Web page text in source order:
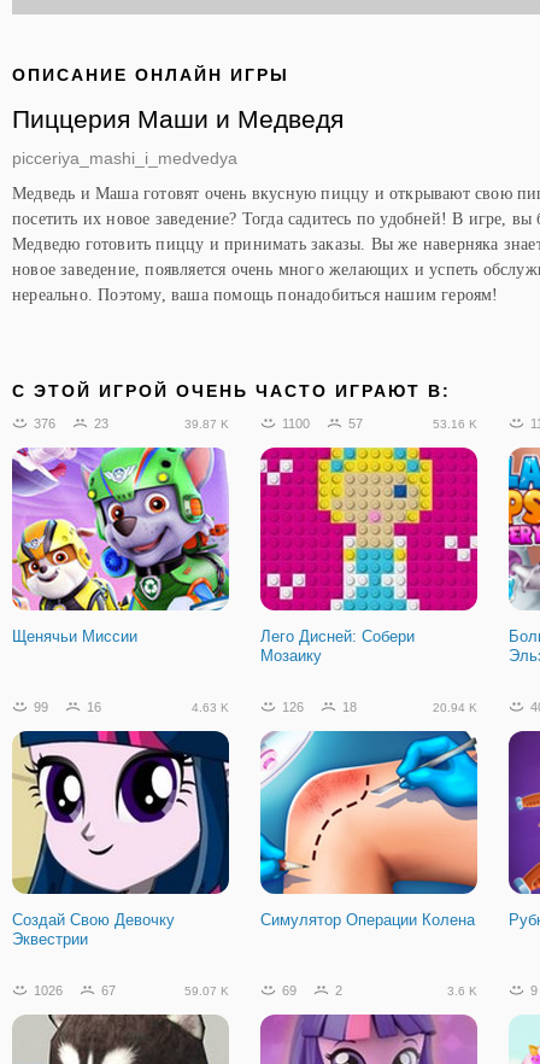
ОПИСАНИЕ ОНЛАЙН ИГРЫ
Пиццерия Маши и Медведя
picceriya_mashi_i_medvedya
Медведь и Маша готовят очень вкусную пиццу и открывают свою
посетить их новое заведение? Тогда садитесь по удобней! В игре,
Медведю готовить пиццу и принимать заказы. Вы же наверняка
новое заведение, появляется очень много желающих и успеть
нереально. Поэтому, ваша помощь понадобиться нашим героям!
C ЭТОЙ ИГРОЙ ОЧЕНЬ ЧАСТО ИГРАЮТ В:
376 23 39.87 K
Щенячьи Миссии
1100 57 53.16 K
Лего Дисней: Собери
Мозаику
99 16 4.63 K
Создай Свою Девочку
Эквестрии
126 18 20.94 K
Симулятор Операции Колена
1026 67 59.07 K 69 2 3.6 K 9